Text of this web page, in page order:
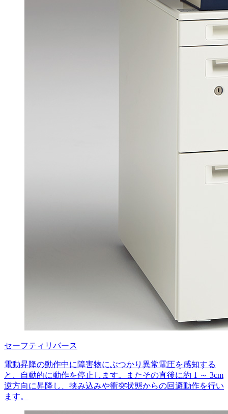
セーフティリバース
電動昇降の動作中に障害物にぶつかり異常電圧を感知する
と、自動的に動作を停止します。またその直後に約 1 ～ 3cm
逆方向に昇降し、挟み込みや衝突状態からの回避動作を行い
ます。